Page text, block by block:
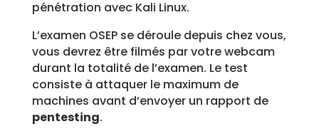
pénétration avec Kali Linux.
L’examen OSEP se déroule depuis chez vous,
vous devrez être filmés par votre webcam
durant la totalité de l’examen. Le test
consiste à attaquer le maximum de
machines avant d’envoyer un rapport de
pentesting.